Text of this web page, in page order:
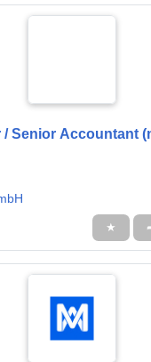
Senior Accountant
★